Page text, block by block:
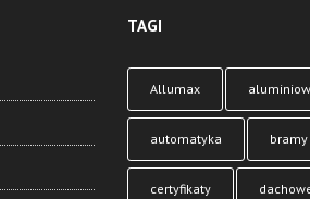
TAGI
Allumax
automatyka bramy
certyfikaty